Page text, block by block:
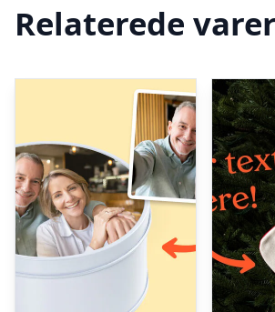
Relaterede varer